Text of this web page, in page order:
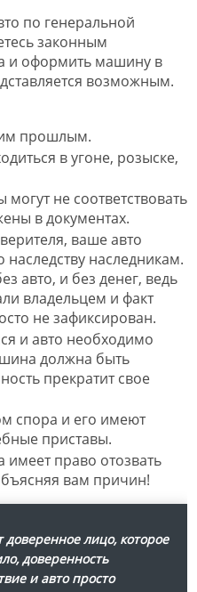
по генеральной
законным
и оформить машину в
возможным.
прошлым.
в угоне, розыске,
не соответствовать
в документах.
ваше авто
наследству наследникам.
авто, и без денег, ведь
владельцем и факт
не зафиксирован.
и авто необходимо
должна быть
прекратит свое
спора и его имеют
приставы.
имеет право отозвать
вам причин!
доверенное лицо, которое
доверенность
и авто просто